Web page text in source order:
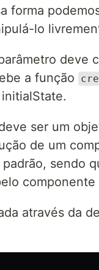
forma
lo
deve
a função
ser um
de um
padrão, sendo
componente
através da